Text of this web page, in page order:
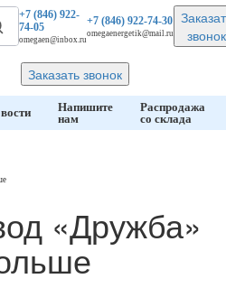
+7 (846)922-
74-05
omegaen@inbox.ru
+7 (846)922-74-30
omegaenergetik@mail.ru
звонок
Заказать звонок
Напишите
нам
Распродажа
со склада
«Дружба»